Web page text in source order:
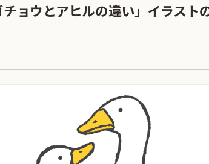
ョウとアヒルの違い」イラスト